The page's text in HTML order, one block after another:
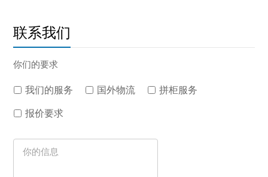
联系我们
你们的要求
我们的服务 国外物流
拼柜服务
报价要求
你